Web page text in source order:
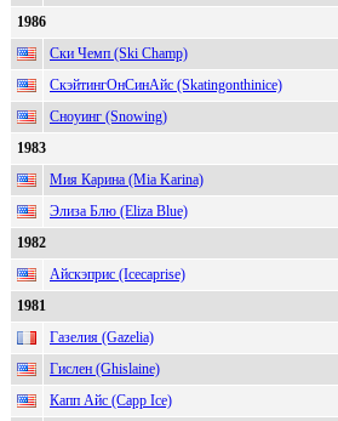
1986
Ски Чемп (Ski Champ)
СкэйтингОнСинАйс (Skatingonthinice)
Сноуинг (Snowing)
1983
Мия Карина (Mia Karina)
Элиза Блю (Eliza Blue)
1982
Айскэприс (Icecaprise)
1981
Газелия (Gazelia)
Гислен (Ghislaine)
Капп Айс (Capp Ice)